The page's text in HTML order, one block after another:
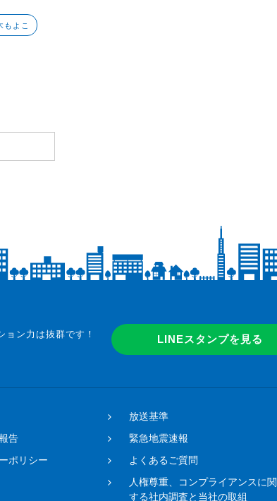
もよこ
ン力は抜群です！
LINEスタンプを見る
放送基準
告
緊急地震速報
ポリシー
よくあるご質問
人権尊重、コンプライアンスに関
する社内調査と当社の取組